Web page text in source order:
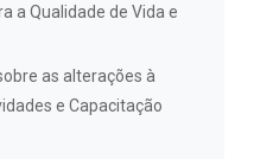
a Qualidade de Vida e
as alterações à
e Capacitação